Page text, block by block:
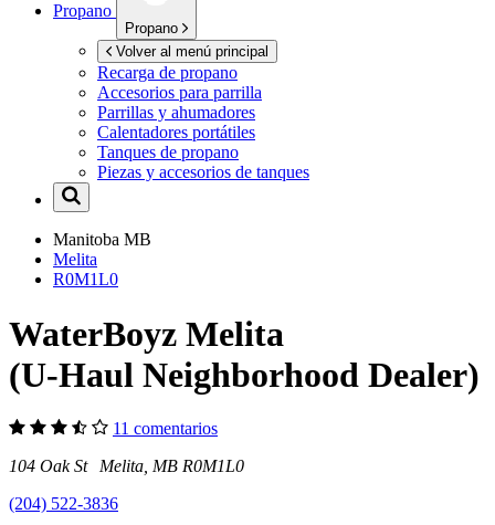
Propano
Propano
Volver al menú principal
Recarga de propano
Accesorios para parrilla
Parrillas y ahumadores
Calentadores portátiles
Tanques de propano
Piezas y accesorios de tanques
Manitoba MB
Melita
R0M1L0
WaterBoyz Melita
(U-Haul Neighborhood Dealer)
11 comentarios
104 Oak St Melita, MB R0M1L0
(204) 522-3836